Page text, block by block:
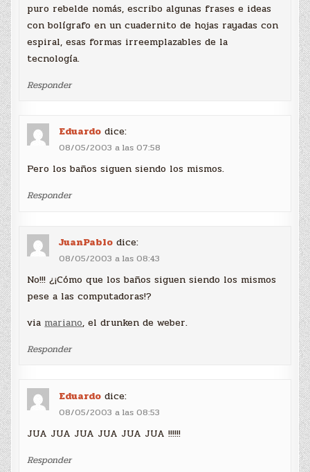
puro rebelde nomás, escribo algunas frases e ideas
con bolígrafo en un cuadernito de hojas rayadas con
espiral, esas formas irreemplazables de la
tecnología.
Responder
Eduardo dice:
08/05/2003 a las 07:58
Pero los baños siguen siendo los mismos.
Responder
JuanPablo dice:
08/05/2003 a las 08:43
No!!! ¿¡Cómo que los baños siguen siendo los mismos
pese a las computadoras!?
via mariano, el drunken de weber.
Responder
Eduardo dice:
08/05/2003 a las 08:53
JUA JUA JUA JUA JUA JUA !!!!!!
Responder